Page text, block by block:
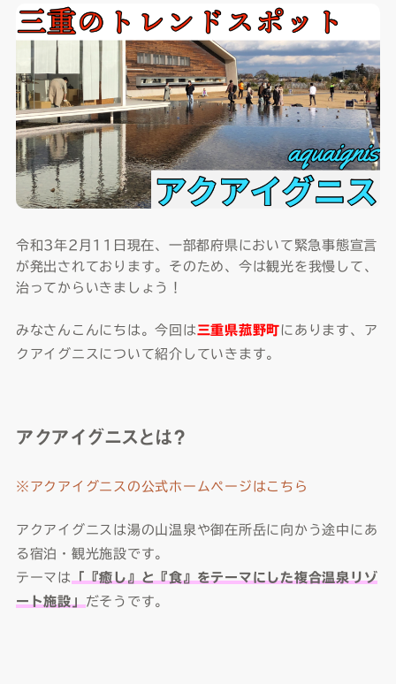
令和3年2月11日現在、一部都府県において緊急事態宣言
が発出されております。そのため、今は観光を我慢して、
治ってからいきましょう！
みなさんこんにちは。今回は三重県菰野町にあります、ア
クアイグニスについて紹介していきます。
アクアイグニスとは？
※アクアイグニスの公式ホームページはこちら
アクアイグニスは湯の山温泉や御在所岳に向かう途中にあ
る宿泊・観光施設です。
テーマは「『癒し』と『食』をテーマにした複合温泉リゾ
ート施設」だそうです。